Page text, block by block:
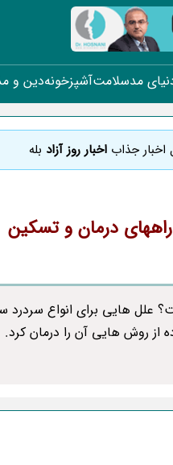
مدسلامتآشپزخونهدین و
اخبار جذاب اخبار روز آزاد بله
درمان و تسکین
هایی برای انواع سردرد
از روش هایی آن را درمان کرد.